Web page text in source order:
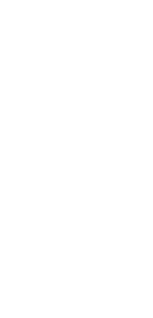
Fortuna